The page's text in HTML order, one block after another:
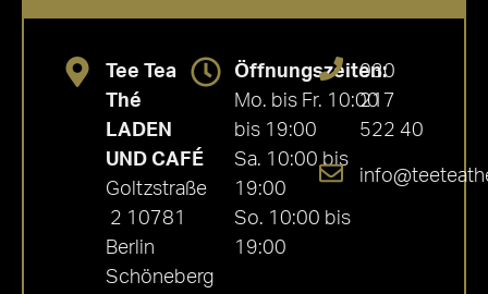
Tee Tea
Thé
LADEN
UND CAFÉ
Goltzstraße
2 10781
Berlin
Schöneberg
Öffnungszeiten:
Mo. bis Fr. 10:00
bis 19:00
Sa. 10:00 bis
19:00
So. 10:00 bis
19:00
030
217
522 40